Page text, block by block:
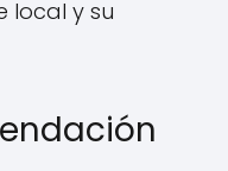
local y su